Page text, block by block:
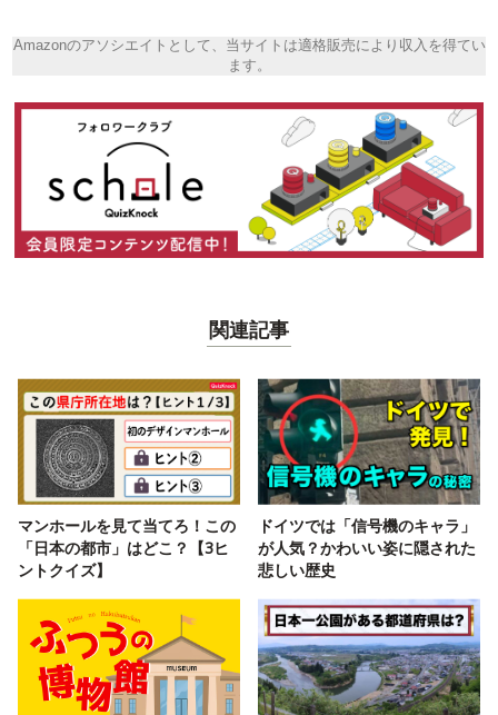
Amazonのアソシエイトとして、当サイトは適格販売により収入を得てい
ます。
関連記事
マンホールを見て当てろ！この
「日本の都市」はどこ？【3ヒ
ントクイズ】
ドイツでは「信号機のキャラ」
が人気？かわいい姿に隠された
悲しい歴史